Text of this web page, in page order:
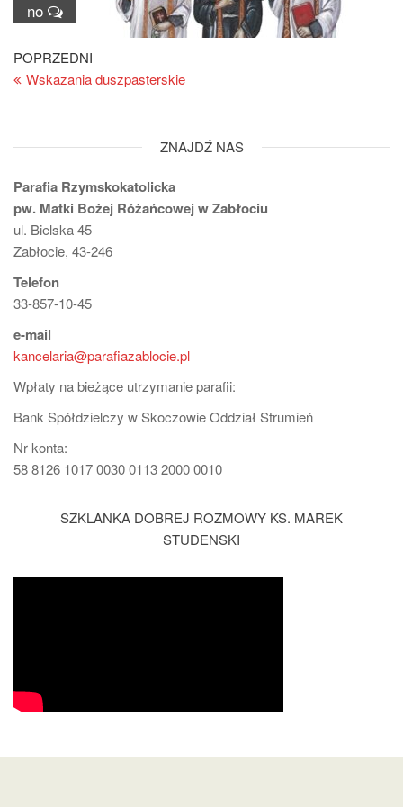
no
Nawigacja
wpisu
Poprzedni
wpis
POPRZEDNI
Wskazania duszpasterskie
ZNAJDŹ NAS
Parafia Rzymskokatolicka
pw. Matki Bożej Różańcowej w Zabłociu
ul. Bielska 45
Zabłocie, 43-246
Telefon
33-857-10-45
e-mail
kancelaria@parafiazablocie.pl
Wpłaty na bieżące utrzymanie parafii:
Bank Spółdzielczy w Skoczowie Oddział Strumień
Nr konta:
58 8126 1017 0030 0113 2000 0010
SZKLANKA DOBREJ ROZMOWY KS. MAREK
STUDENSKI